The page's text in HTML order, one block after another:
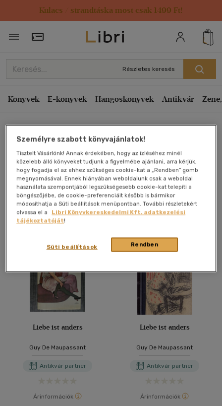
Kulacs / strandtáska most csak 1499 Ft!
Törzsvásárlói Kártya adatai
Részletes keresés
Könyvek E-könyvek Hangoskönyvek Antikvár
Liebe ist anders
Guy De Maupassant
Antikvár könyv (2db)
Liebe ist anders
Guy De Maupassant
Antikvár partner
Árinformációk
Liebe ist anders
Guy De Maupassant
Antikvár partner
Árinformációk
Személyre szabott könyvajánlatok!
Tisztelt Vásárlónk! Annak érdekében, hogy az ízléséhez minél
közelebb álló könyveket tudjunk a figyelmébe ajánlani, arra kérjük,
hogy fogadja el az ehhez szükséges cookie-kat a „Rendben” gomb
megnyomásával. Ennek hiányában weboldalunk csak a weboldal
használata szempontjából legszükségesebb cookie-kat telepíti a
böngészőjébe, de cookie-preferenciáit később is bármikor
módosíthatja a Süti beállítások menüpontban. További részletekért
olvassa el a
Libri Könyvkereskedelmi Kft. adatkezelési
tájékoztatóját!
Rendben
Süti beállítások